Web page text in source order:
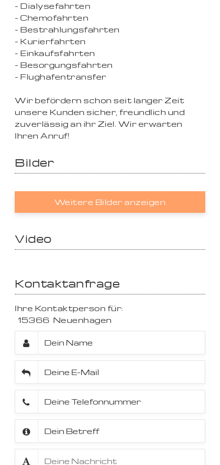
- Dialysefahrten
- Chemofahrten
- Bestrahlungsfahrten
- Kurierfahrten
- Einkaufsfahrten
- Besorgungsfahrten
- Flughafentransfer
Wir befördern schon seit langer Zeit
unsere Kunden sicher, freundlich und
zuverlässig an ihr Ziel. Wir erwarten
Ihren Anruf!
Bilder
Weitere Bilder anzeigen
Video
Kontaktanfrage
Ihre Kontaktperson für:
15366 Neuenhagen